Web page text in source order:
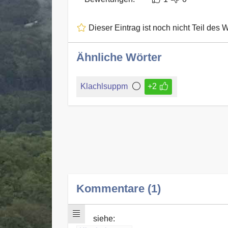
Dieser Eintrag ist noch nicht Teil des
Ähnliche Wörter
Klachlsuppm +2
Kommentare (1)
siehe: